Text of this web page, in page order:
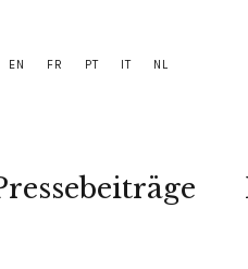
EN FR PT IT NL